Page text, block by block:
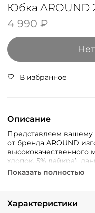
Юбка AROUND
4 990 ₽
В избранное
Описание
Представляем
от бренда AROUND
высококачественного
хлопок, 5% лайкра),
комфорт и стиль.
Показать полностью
Характеристики